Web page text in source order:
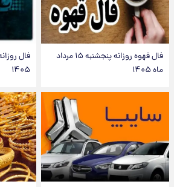
فال قهوه روزانه پنجشنبه ۱۵ مرداد
ماه ۱۴۰۵
۱۴۰۵